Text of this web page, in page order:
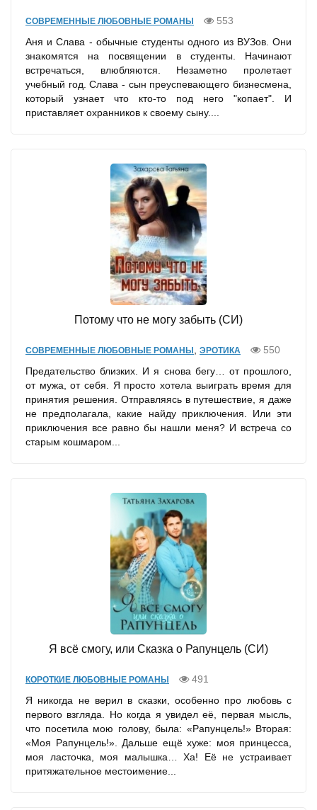
СОВРЕМЕННЫЕ ЛЮБОВНЫЕ РОМАНЫ
553
Аня и Слава - обычные студенты одного из ВУЗов. Они
знакомятся на посвящении в студенты. Начинают
встречаться, влюбляются. Незаметно пролетает
учебный год. Слава - сын преуспевающего бизнесмена,
который узнает что кто-то под него "копает". И
приставляет охранников к своему сыну....
Потому что не могу забыть (СИ)
СОВРЕМЕННЫЕ ЛЮБОВНЫЕ РОМАНЫ ЭРОТИКА
550
Предательство близких. И я снова бегу… от прошлого,
от мужа, от себя. Я просто хотела выиграть время для
принятия решения. Отправляясь в путешествие, я даже
не предполагала, какие найду приключения. Или эти
приключения все равно бы нашли меня? И встреча со
старым кошмаром...
Я всё смогу, или Сказка о Рапунцель (СИ)
КОРОТКИЕ ЛЮБОВНЫЕ РОМАНЫ
491
Я никогда не верил в сказки, особенно про любовь с
первого взгляда. Но когда я увидел её, первая мысль,
что посетила мою голову, была: «Рапунцель!» Вторая:
«Моя Рапунцель!». Дальше ещё хуже: моя принцесса,
моя ласточка, моя малышка… Ха! Её не устраивает
притяжательное местоимение...